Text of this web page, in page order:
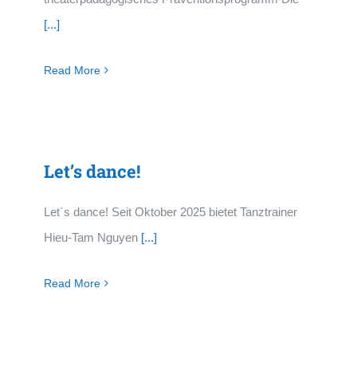
[...]
Read More
Let’s dance!
Let´s dance! Seit Oktober 2025 bietet Tanztrainer
Hieu-Tam Nguyen [...]
Read More